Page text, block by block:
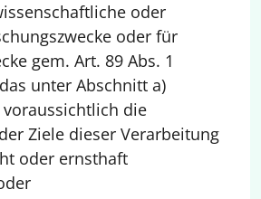
oder
oder für
gem. Art. 89 Abs. 1
unter Abschnitt a)
voraussichtlich die
Ziele dieser Verarbeitung
oder ernsthaft